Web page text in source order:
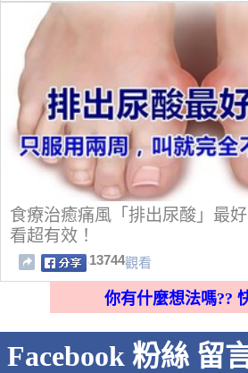
食療治癒痛風「排出尿酸」最
看超有效！
13744觀看
你有什麼想法嗎??
Facebook 粉絲 留